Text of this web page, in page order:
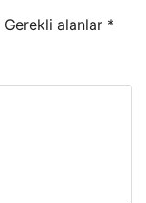
Gerekli alanlar *